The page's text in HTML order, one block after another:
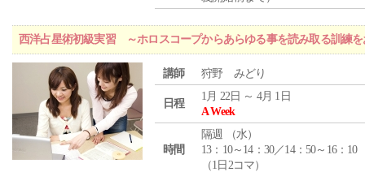
西洋占星術初級実習 ～ホロスコープからあらゆる事を読み取る訓練を
講師 狩野 みどり
日程
1月 22日 ～ 4月 1日
A Week
時間
隔週 （水）
13：10～14：30／14：50～16：10
（1日2コマ）